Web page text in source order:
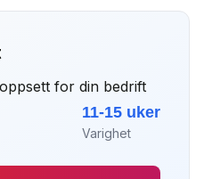
for din bedrift
11-15 uker
Varighet